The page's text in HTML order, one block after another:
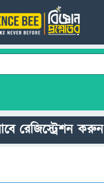
রেজিস্ট্রেশন করুন